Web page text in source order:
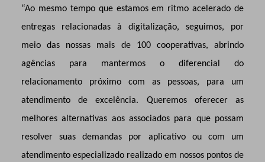
“Ao mesmo tempo que estamos em ritmo acelerado de
entregas relacionadas à digitalização, seguimos, por
meio das nossas mais de 100 cooperativas, abrindo
agências para mantermos o diferencial do
relacionamento próximo com as pessoas, para um
atendimento de excelência. Queremos oferecer as
melhores alternativas aos associados para que possam
resolver suas demandas por aplicativo ou com um
atendimento especializado realizado em nossos pontos de